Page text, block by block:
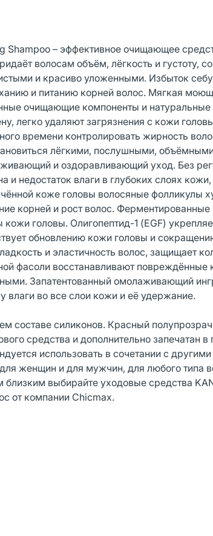
– эффективное очищающее
волосам объём, лёгкость и густоту,
и красиво уложенными. Избыток
и питанию корней волос. Мягкая
очищающие компоненты и натуральные
легко удаляют загрязнения с кожи
времени контролировать жирность
лёгкими, послушными,
и оздоравливающий уход. Без
недостаток влаги в глубоких слоях
коже головы волосяные фолликулы
корней и рост волос. Ферментированные
головы. Олигопептид-1 (EGF)
обновлению кожи головы и
и эластичность волос, защищает
фасоли восстанавливают повреждённые
Запатентованный омолаживающий
влаги во все слои кожи и её удержание.
составе силиконов. Красный
средства и дополнительно запечатан
использовать в сочетании с
женщин и для мужчин, для любого типа
выбирайте уходовые средства
от компании Chicmax.